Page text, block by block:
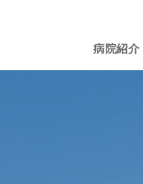
病院紹介